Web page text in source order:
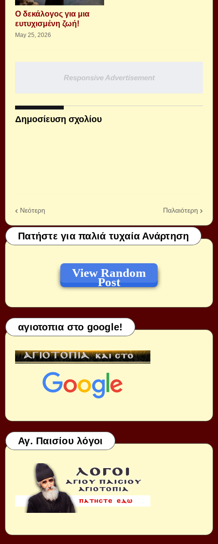
Ο δεκάλογος για μια
ευτυχισμένη ζωή!
May 25, 2026
Responsive Advertisement
Δημοσίευση σχολίου
Νεότερη Παλαιότερη
Πατήστε για παλιά τυχαία Ανάρτηση
View Random
Post
αγιοτοπια στο google!
Αγ. Παισίου λόγοι